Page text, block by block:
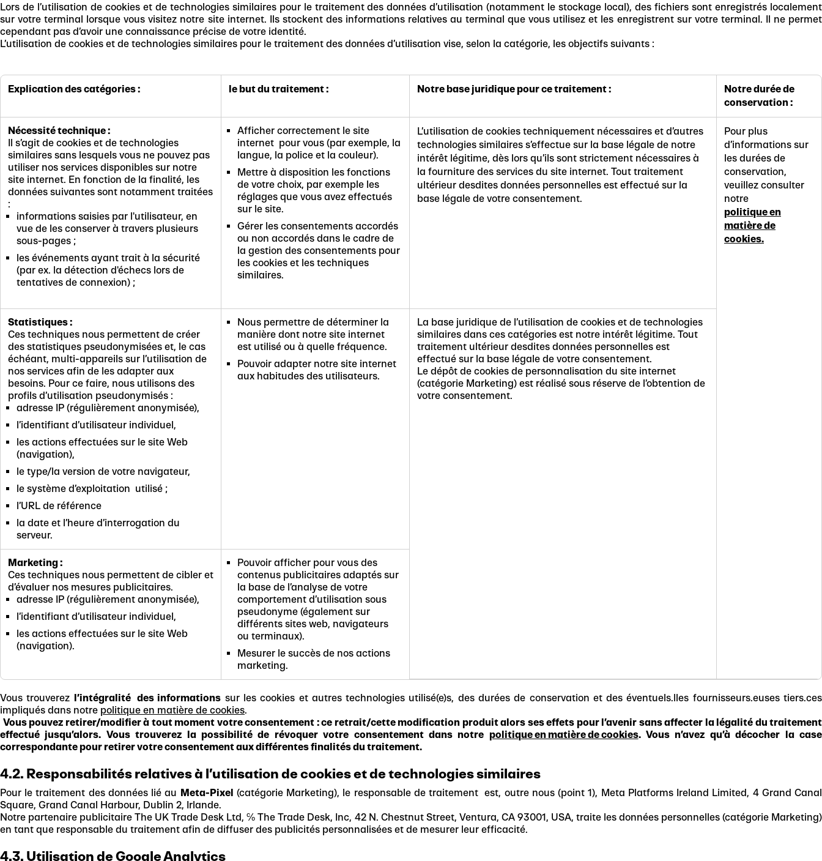
Lors de l’utilisation de cookies et de technologies similaires pour le traitement des données d’utilisation (notamment le stockage local), des fichiers sont enregistrés localement
sur votre terminal lorsque vous visitez notre site internet. Ils stockent des informations relatives au terminal que vous utilisez et les enregistrent sur votre terminal. Il ne permet
cependant pas d’avoir une connaissance précise de votre identité.
L’utilisation de cookies et de technologies similaires pour le traitement des données d’utilisation vise, selon la catégorie, les objectifs suivants :
Explication des catégories : le but du traitement : Notre base juridique pour ce traitement :
Notre durée de
conservation :
Nécessité technique :
Il s’agit de cookies et de technologies
similaires sans lesquels vous ne pouvez pas
utiliser nos services disponibles sur notre
site internet. En fonction de la finalité, les
données suivantes sont notamment traitées
:
informations saisies par l'utilisateur, en
vue de les conserver à travers plusieurs
sous-pages ;
les événements ayant trait à la sécurité
(par ex. la détection d'échecs lors de
tentatives de connexion) ;
Afficher correctement le site
internet pour vous (par exemple, la
langue, la police et la couleur).
Mettre à disposition les fonctions
de votre choix, par exemple les
réglages que vous avez effectués
sur le site.
Gérer les consentements accordés
ou non accordés dans le cadre de
la gestion des consentements pour
les cookies et les techniques
similaires.
L’utilisation de cookies techniquement nécessaires et d’autres
technologies similaires s’effectue sur la base légale de notre
intérêt légitime, dès lors qu’ils sont strictement nécessaires à
la fourniture des services du site internet. Tout traitement
ultérieur desdites données personnelles est effectué sur la
base légale de votre consentement.
Pour plus
d’informations sur
les durées de
conservation,
veuillez consulter
notre
politique en
matière de
cookies.
Statistiques :
Ces techniques nous permettent de créer
des statistiques pseudonymisées et, le cas
échéant, multi-appareils sur l’utilisation de
nos services afin de les adapter aux
besoins. Pour ce faire, nous utilisons des
profils d’utilisation pseudonymisés :
adresse IP (régulièrement anonymisée),
l’identifiant d’utilisateur individuel,
les actions effectuées sur le site Web
(navigation),
le type/la version de votre navigateur,
le système d’exploitation utilisé ;
l’URL de référence
la date et l’heure d’interrogation du
serveur.
Nous permettre de déterminer la
manière dont notre site internet
est utilisé ou à quelle fréquence.
Pouvoir adapter notre site internet
aux habitudes des utilisateurs.
La base juridique de l’utilisation de cookies et de technologies
similaires dans ces catégories est notre intérêt légitime. Tout
traitement ultérieur desdites données personnelles est
effectué sur la base légale de votre consentement.
Le dépôt de cookies de personnalisation du site internet
(catégorie Marketing) est réalisé sous réserve de l’obtention de
votre consentement.
Marketing :
Ces techniques nous permettent de cibler et
d’évaluer nos mesures publicitaires.
adresse IP (régulièrement anonymisée),
l’identifiant d’utilisateur individuel,
les actions effectuées sur le site Web
(navigation).
Pouvoir afficher pour vous des
contenus publicitaires adaptés sur
la base de l’analyse de votre
comportement d’utilisation sous
pseudonyme (également sur
différents sites web, navigateurs
ou terminaux).
Mesurer le succès de nos actions
marketing.
Vous trouverez l’intégralité des informations sur les cookies et autres technologies utilisé(e)s, des durées de conservation et des éventuels.lles fournisseurs.euses tiers.ces
impliqués dans notre politique en matière de cookies.
Vous pouvez retirer/modifier à tout moment votre consentement : ce retrait/cette modification produit alors ses effets pour l’avenir sans affecter la légalité du traitement
effectué jusqu’alors. Vous trouverez la possibilité de révoquer votre consentement dans notre politique en matière de cookies. Vous n’avez qu’à décocher la case
correspondante pour retirer votre consentement aux différentes finalités du traitement.
4.2. Responsabilités relatives à l’utilisation de cookies et de technologies similaires
Pour le traitement des données lié au Meta-Pixel (catégorie Marketing), le responsable de traitement est, outre nous (point 1), Meta Platforms Ireland Limited, 4 Grand Canal
Square, Grand Canal Harbour, Dublin 2, Irlande.
Notre partenaire publicitaire The UK Trade Desk Ltd, ℅ The Trade Desk, Inc, 42 N. Chestnut Street, Ventura, CA 93001, USA, traite les données personnelles (catégorie Marketing)
en tant que responsable du traitement afin de diffuser des publicités personnalisées et de mesurer leur efficacité.
4.3. Utilisation de Google Analytics